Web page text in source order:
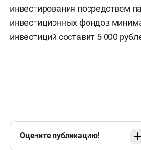
инвестирования посредством
инвестиционных фондов
инвестиций составит 5 000
Оцените публикацию!